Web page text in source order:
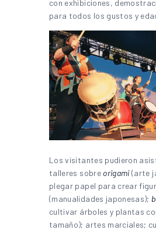
con exhibiciones,
para todos los gustos y
Los visitantes pudieron
talleres sobre origami(arte
plegar papel para crear
(manualidades japonesas);
cultivar árboles y plantas
tamaño); artes marciales;